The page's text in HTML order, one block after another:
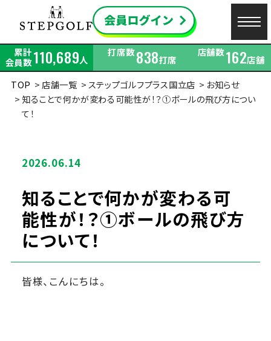
累計
会員数110,689人
打席数838打席
店舗数162店舗
TOP
店舗一覧 ステップゴルフプラス国立店
お知らせ
知ることで何かが変わる可能性が！？①ボールの飛び方につい
て！
2026.06.14
知ることで何かが変わる可
能性が！？①ボールの飛び方
について！
皆様、こんにちは。